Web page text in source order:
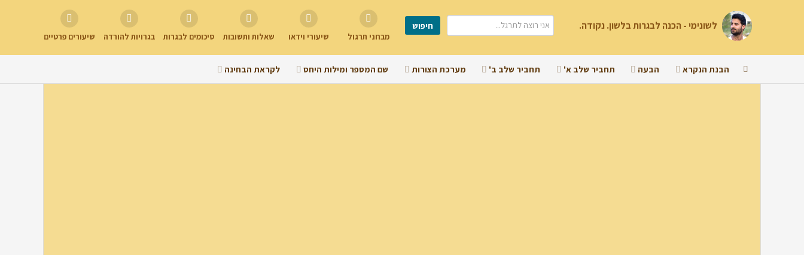
לשונימי - הכנה לבגרות בלשון. נקודה.
מבחני תרגול שיעורי וידאו שאלות ותשובות סיכומים לבגרות בגרויות להורדה שיעורים פרטיים
הבנת הנקרא הבעה תחביר שלב א' תחביר שלב ב' מערכת הצורות שם המספר ומילות היחס לקראת הבחינה